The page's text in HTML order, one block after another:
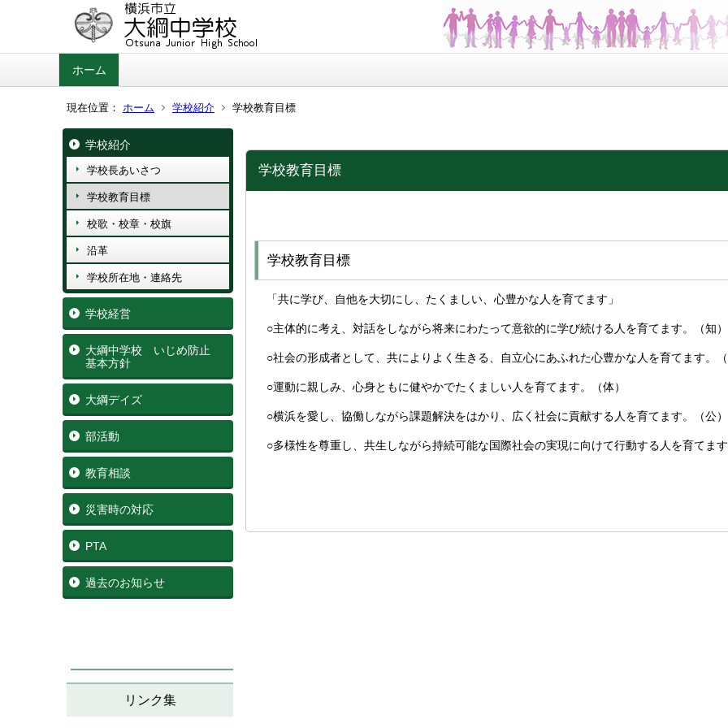
ホーム
現在位置： ホーム 学校紹介 学校教育目標
学校紹介
学校長あいさつ
学校教育目標
校歌・校章・校旗
沿革
学校所在地・連絡先
学校経営
大綱中学校 いじめ防止
基本方針
大綱デイズ
部活動
教育相談
災害時の対応
PTA
過去のお知らせ
リンク集
学校教育目標
学校教育目標
「共に学び、自他を大切にし、たくましい、心豊かな人を育てます」
○主体的に考え、対話をしながら将来にわたって意欲的に学び続ける人を育てます。（知）
○社会の形成者として、共によりよく生きる、自立心にあふれた心豊かな人を育てます。
○運動に親しみ、心身ともに健やかでたくましい人を育てます。（体）
○横浜を愛し、協働しながら課題解決をはかり、広く社会に貢献する人を育てます。（公）
○多様性を尊重し、共生しながら持続可能な国際社会の実現に向けて行動する人を育てま